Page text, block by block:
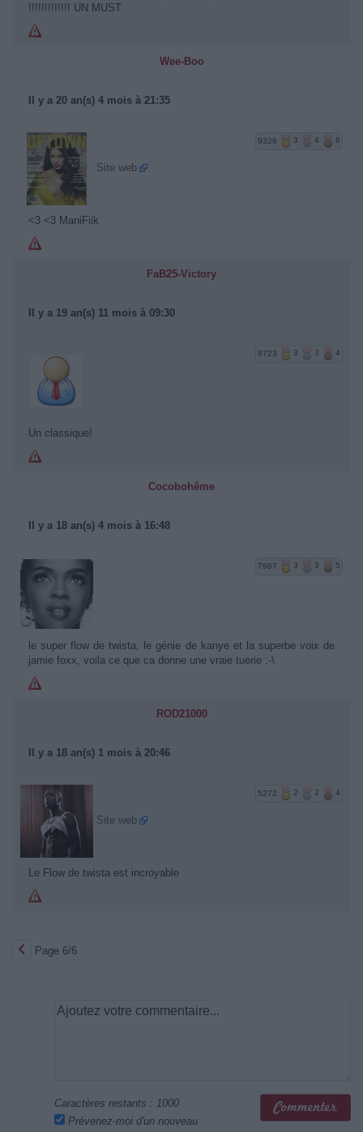
!!!!!!!!!!!!! UN MUST
Wee-Boo
Il y a 20 an(s) 4 mois à 21:35
9328 3 4 6
Site web
<3 <3 ManiFiik
FaB25-Victory
Il y a 19 an(s) 11 mois à 09:30
8723 3 3 4
Un classique!
Cocobohême
Il y a 18 an(s) 4 mois à 16:48
7987 3 3 5
le super flow de twista, le génie de kanye et la superbe voix de
jamie foxx, voila ce que ca donne une vraie tuerie :-\
ROD21000
Il y a 18 an(s) 1 mois à 20:46
5272 2 2 4
Site web
Le Flow de twista est incroyable
Page 6/6
Caractères restants : 1000
Prévenez-moi d'un nouveau